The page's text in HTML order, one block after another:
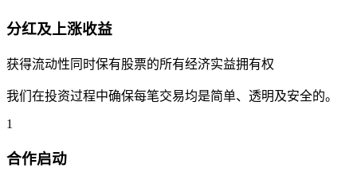
分红及上涨收益
获得流动性同时保有股票的所有经济实益拥有权
我们在投资过程中确保每笔交易均是简单、透明及安全的。
1
合作启动